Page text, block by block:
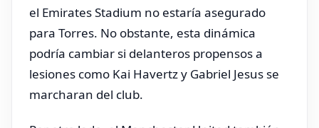
el Emirates Stadium no estaría asegurado
para Torres. No obstante, esta dinámica
podría cambiar si delanteros propensos a
lesiones como Kai Havertz y Gabriel Jesus se
marcharan del club.